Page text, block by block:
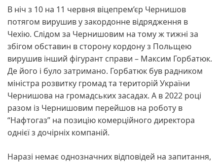
В ніч з 10 на 11 червня віцепрем’єр Чернишов
потягом вирушив у закордонне відрядження в
Чехію. Слідом за Чернишовим на тому ж тижні за
збігом обставин в сторону кордону з Польщею
вирушив інший фігурант справи – Максим Горбатюк.
Де його і було затримано. Горбатюк був радником
міністра розвитку громад та територій України
Чернишова на громадських засадах. А в 2022 році
разом із Чернишовим перейшов на роботу в
“Нафтогаз” на позицію комерційного директора
однієї з дочірніх компаній.
Наразі немає однозначних відповідей на запитання,